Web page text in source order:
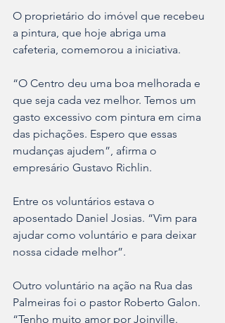
O proprietário do imóvel que recebeu
a pintura, que hoje abriga uma
cafeteria, comemorou a iniciativa.
“O Centro deu uma boa melhorada e
que seja cada vez melhor. Temos um
gasto excessivo com pintura em cima
das pichações. Espero que essas
mudanças ajudem”, afirma o
empresário Gustavo Richlin.
Entre os voluntários estava o
aposentado Daniel Josias. “Vim para
ajudar como voluntário e para deixar
nossa cidade melhor”.
Outro voluntário na ação na Rua das
Palmeiras foi o pastor Roberto Galon.
“Tenho muito amor por Joinville.